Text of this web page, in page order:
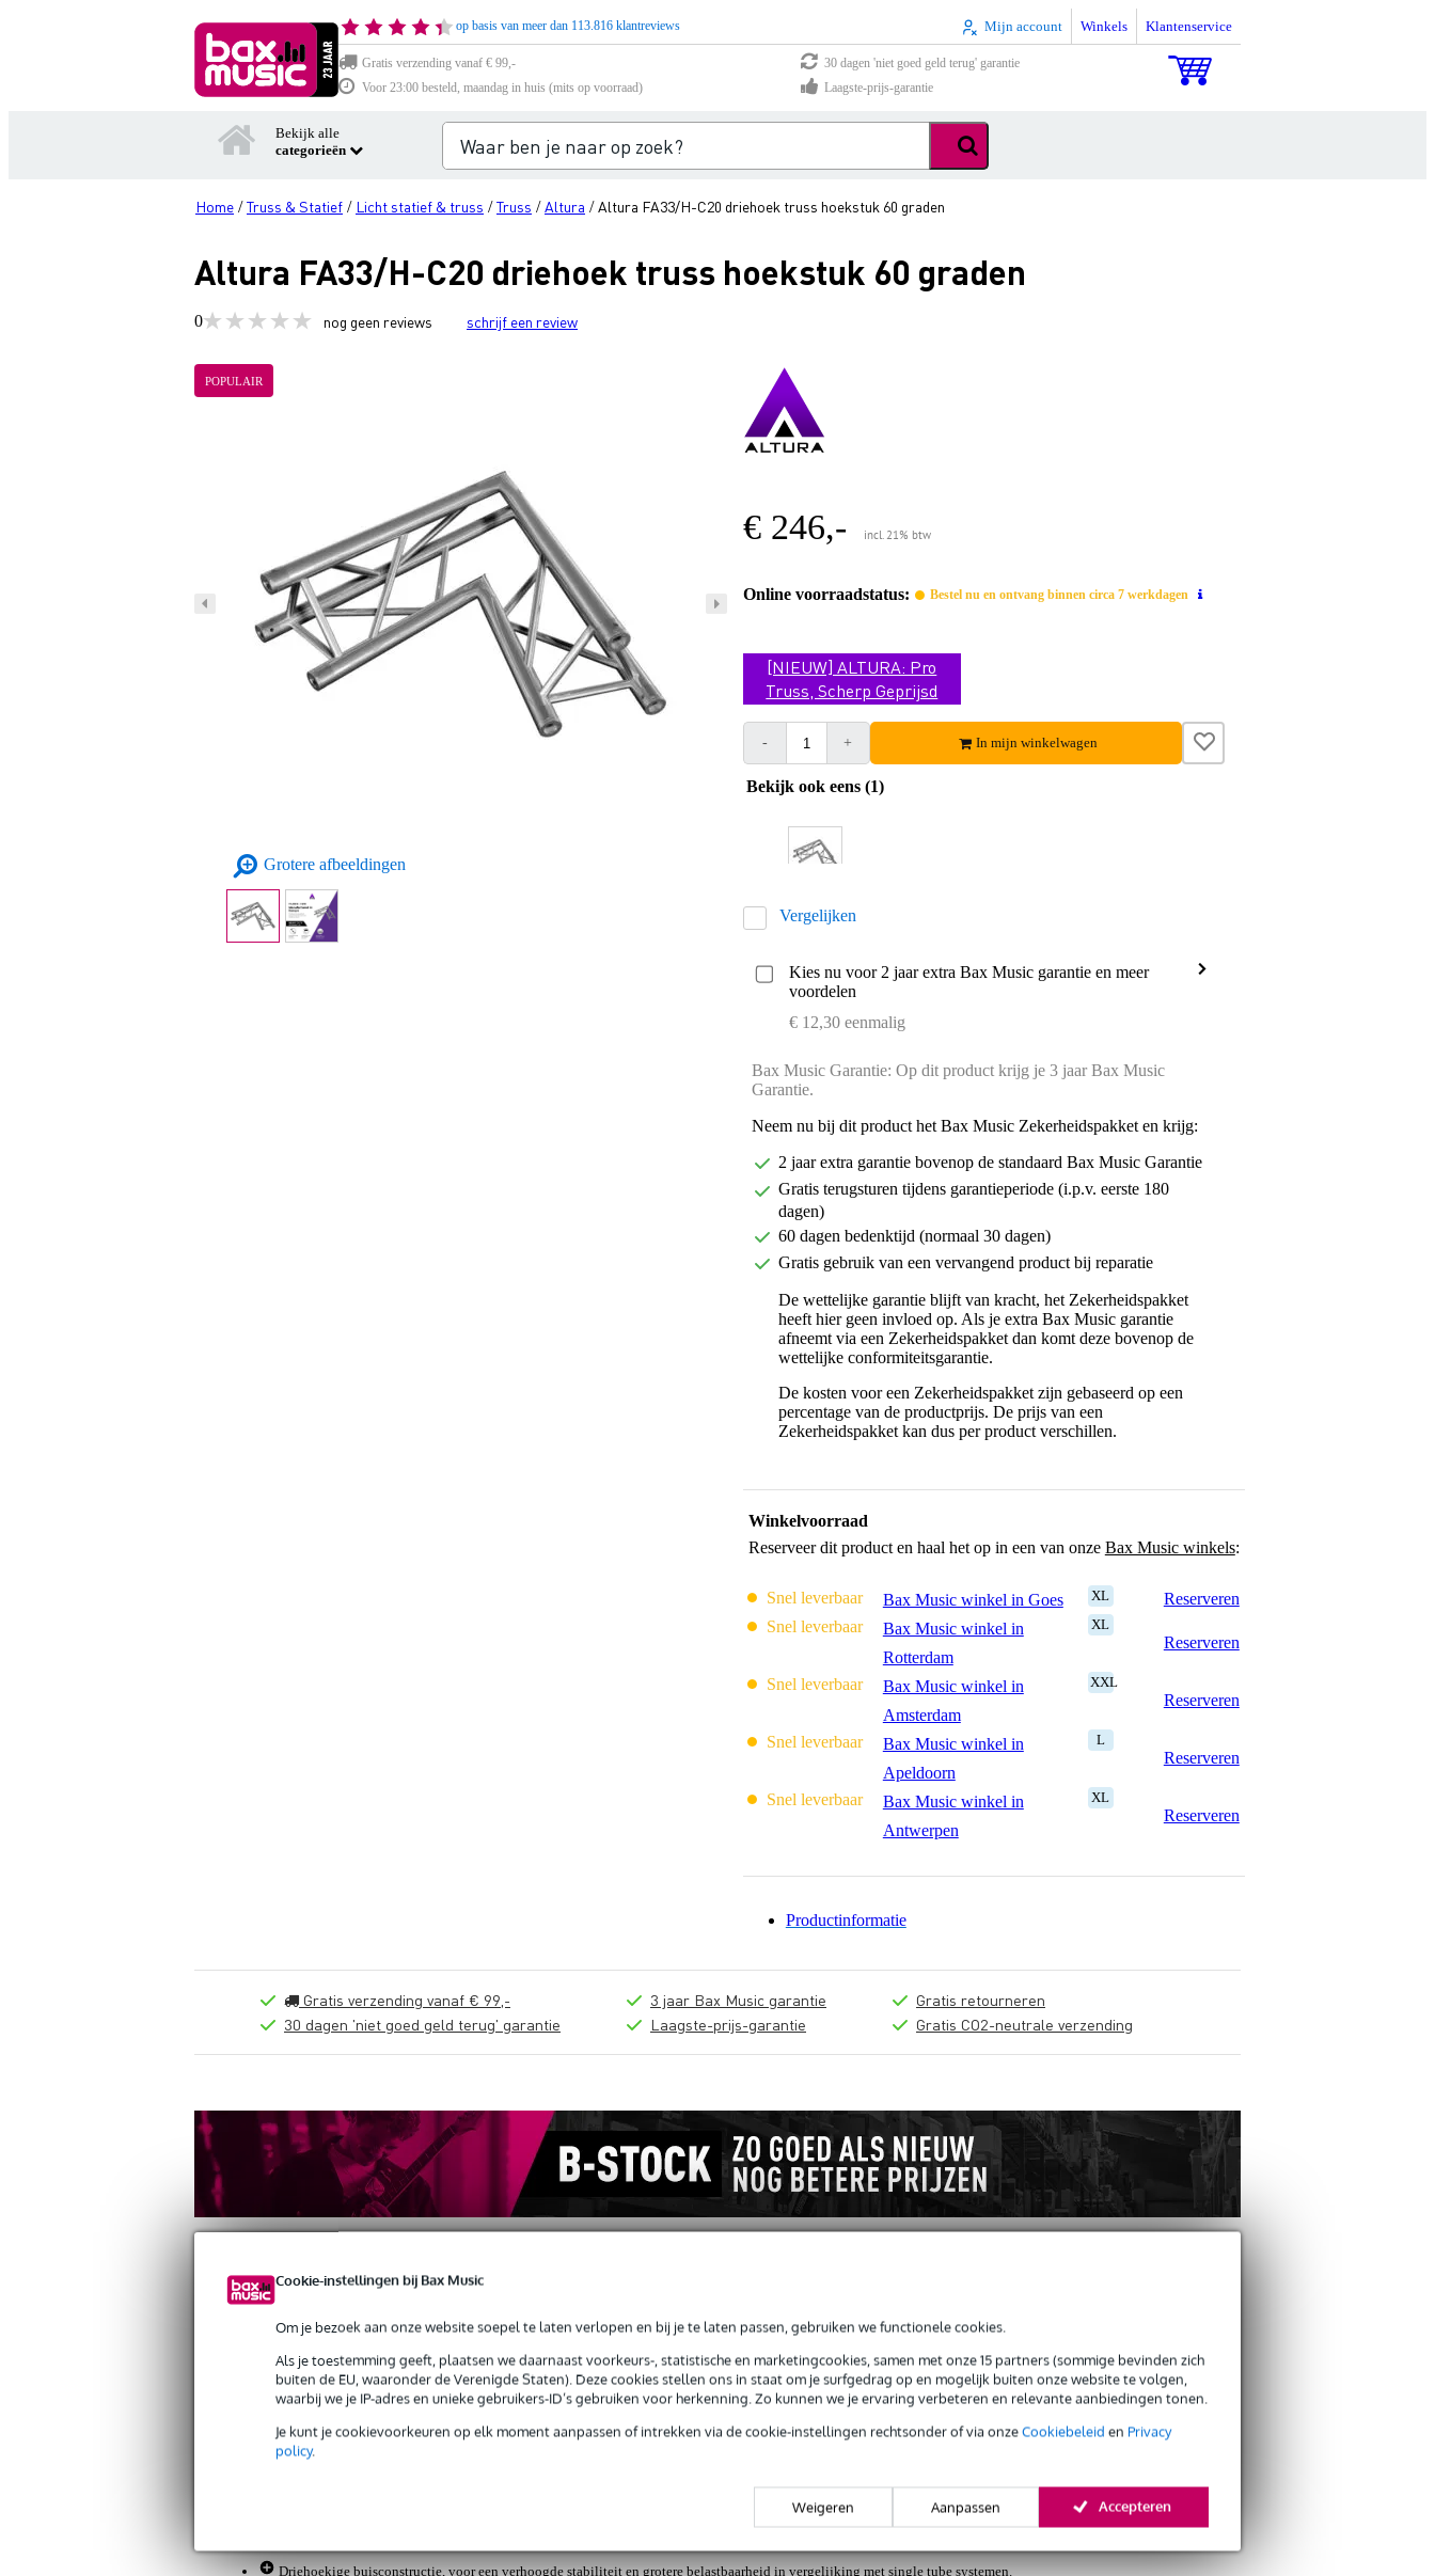
Cookie-instellingen bij Bax Music
Om je bezoek aan onze website soepel te laten verlopen en bij je te laten passen, gebruiken we functionele cookies.
Als je toestemming geeft, plaatsen we daarnaast voorkeurs-, statistische en marketingcookies, samen met onze 15 partners (sommige bevinden zich
buiten de EU, waaronder de Verenigde Staten). Deze cookies stellen ons in staat om je surfgedrag op en mogelijk buiten onze website te volgen,
waarbij we je IP-adres en unieke gebruikers-ID’s gebruiken voor herkenning. Zo kunnen we je ervaring verbeteren en relevante aanbiedingen tonen.
Je kunt je cookievoorkeuren op elk moment aanpassen of intrekken via de cookie-instellingen rechtsonder of via onzeCookiebeleid en Privacy
policy.
Weigeren Aanpassen Accepteren
op basis van meer dan 113.816 klantreviews Mijn account Winkels Klantenservice
Gratis verzending vanaf € 99,-
30 dagen 'niet goed geld terug' garantie
Voor 23:00 besteld, maandag in huis (mits op voorraad)
Laagste-prijs-garantie
Bekijk alle
categorieën
Home /Truss & Statief / Licht statief & truss /Truss /Altura /Altura FA33/H-C20 driehoek truss hoekstuk 60 graden
Altura FA33/H-C20 driehoek truss hoekstuk 60 graden
0 nog geen reviews schrijf een review
POPULAIR
Grotere afbeeldingen
€ 246,- incl. 21% btw
Online voorraadstatus: Bestel nu en ontvang binnen circa 7 werkdagen
[NIEUW] ALTURA: Pro
Truss, Scherp Geprijsd
- + In mijn winkelwagen
Bekijk ook eens (1)
Vergelijken
Kies nu voor 2 jaar extra Bax Music garantie en meer
voordelen
€ 12,30 eenmalig
Bax Music Garantie: Op dit product krijg je 3 jaar Bax Music
Garantie.
Neem nu bij dit product het Bax Music Zekerheidspakket en krijg:
2 jaar extra garantie bovenop de standaard Bax Music Garantie
Gratis terugsturen tijdens garantieperiode (i.p.v. eerste 180
dagen)
60 dagen bedenktijd (normaal 30 dagen)
Gratis gebruik van een vervangend product bij reparatie
De wettelijke garantie blijft van kracht, het Zekerheidspakket
heeft hier geen invloed op. Als je extra Bax Music garantie
afneemt via een Zekerheidspakket dan komt deze bovenop de
wettelijke conformiteitsgarantie.
De kosten voor een Zekerheidspakket zijn gebaseerd op een
percentage van de productprijs. De prijs van een
Zekerheidspakket kan dus per product verschillen.
Winkelvoorraad
Reserveer dit product en haal het op in een van onze Bax Music winkels:
Snel leverbaar Bax Music winkel in Goes XL
Reserveren
Snel leverbaar
Bax Music winkel in
Rotterdam
XL
Reserveren
Snel leverbaar
Bax Music winkel in
Amsterdam
XXL
Reserveren
Snel leverbaar
Bax Music winkel in
Apeldoorn
L
Reserveren
Snel leverbaar
Bax Music winkel in
Antwerpen
XL
Reserveren
Productinformatie
Gratis verzending vanaf € 99,-
30 dagen 'niet goed geld terug' garantie
3 jaar Bax Music garantie
Laagste-prijs-garantie
Gratis retourneren
Gratis CO2-neutrale verzending
Productinformatie Reviews(0) Downloads (2)
Altura FA33/H-C20 driehoek truss hoekstuk 60 graden
9000-0154-4887
Driehoekige buisconstructie, voor een verhoogde stabiliteit en grotere belastbaarheid in vergelijking met single tube systemen.